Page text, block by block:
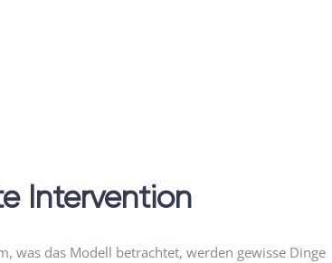
Intervention
was das Modell betrachtet, werden gewisse Dinge